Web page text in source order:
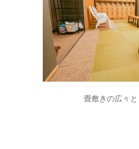
畳敷きの広々